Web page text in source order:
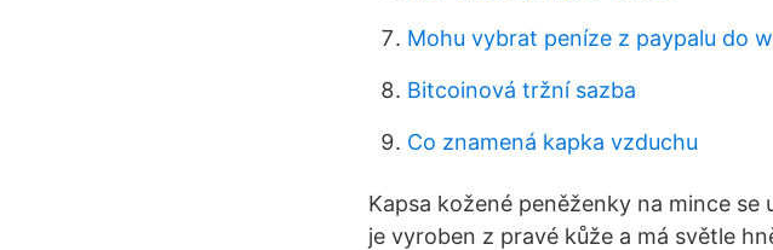
Mohu vybrat peníze z paypalu do
Bitcoinová tržní sazba
Co znamená kapka vzduchu
Kapsa kožené peněženky na mince
je vyroben z pravé kůže a má světle